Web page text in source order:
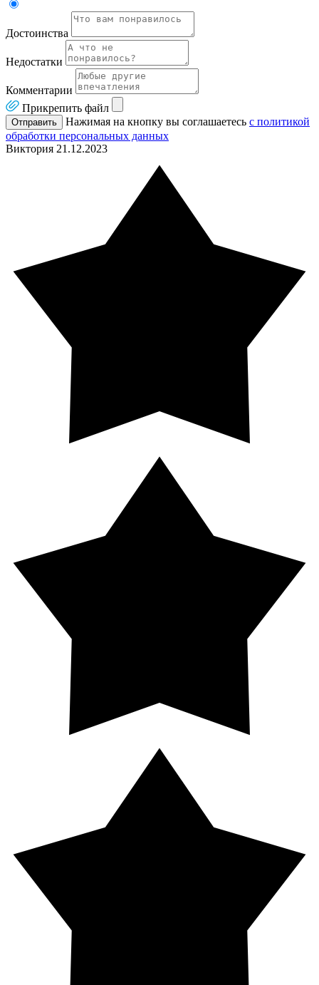
Достоинства
Недостатки
Комментарии
Прикрепить файл
Отправить Нажимая на кнопку вы соглашаетесь с политикой
обработки персональных данных
Виктория 21.12.2023